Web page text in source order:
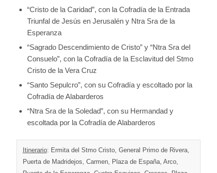
“Cristo de la Caridad”, con la Cofradía de la Entrada
Triunfal de Jesús en Jerusalén y Ntra Sra de la
Esperanza
“Sagrado Descendimiento de Cristo” y “Ntra Sra del
Consuelo”, con la Cofradía de la Esclavitud del Stmo
Cristo de la Vera Cruz
“Santo Sepulcro”, con su Cofradía y escoltado por la
Cofradía de Alabarderos
“Ntra Sra de la Soledad”, con su Hermandad y
escoltada por la Cofradía de Alabarderos
Itinerario: Ermita del Stmo Cristo, General Primo de Rivera,
Puerta de Madridejos, Carmen, Plaza de España, Arco,